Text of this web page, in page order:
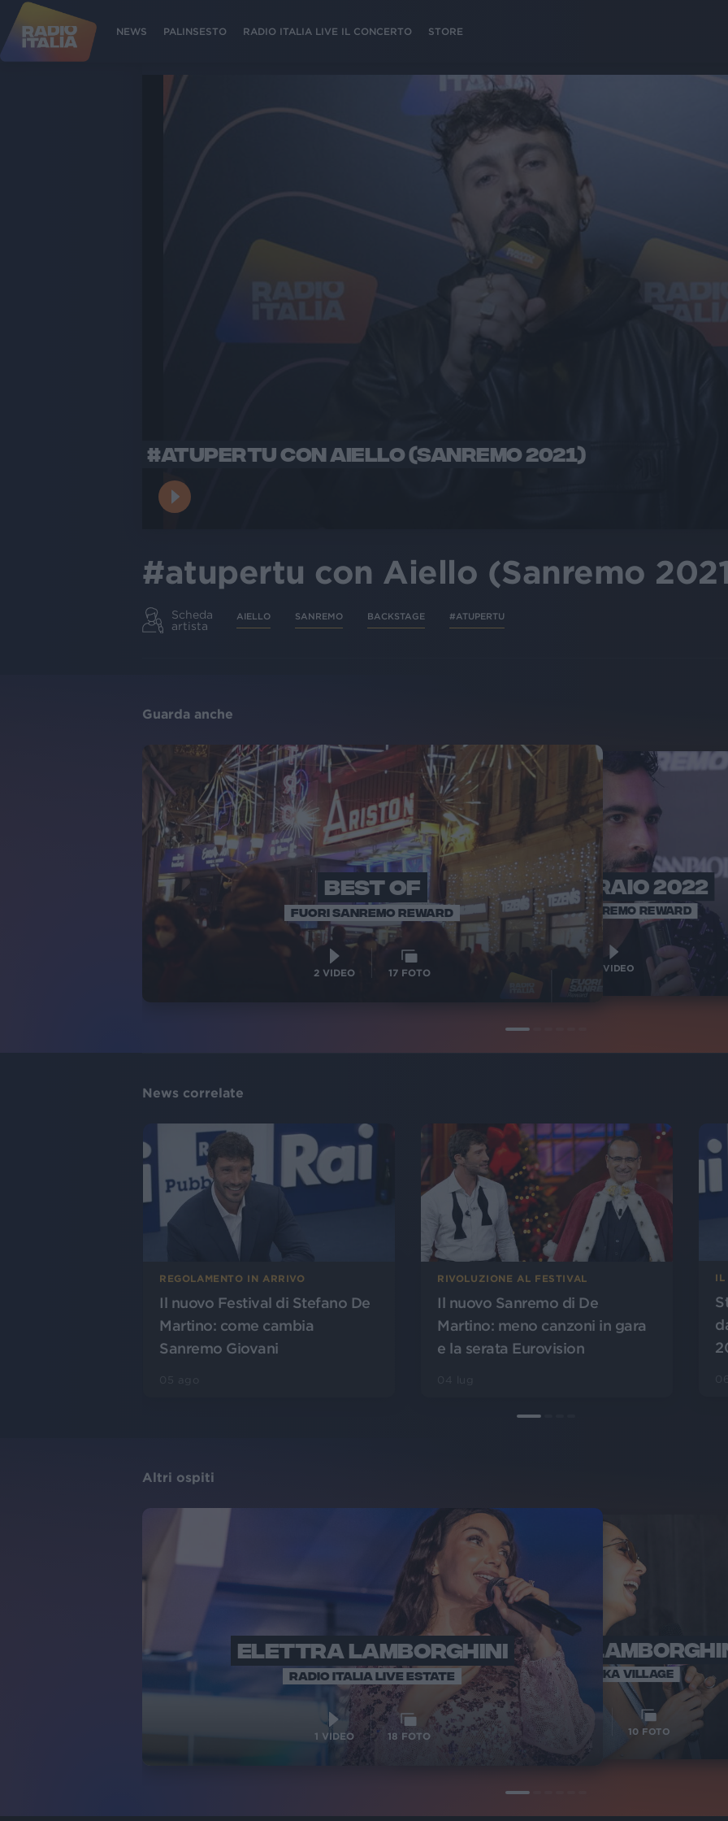
NEWS PALINSESTO RADIO ITALIA LIVE IL CONCERTO STORE
#ATUPERTU CON AIELLO (SANREMO 2021)
#atupertu con Aiello (Sanremo
Scheda
artista
AIELLO SANREMO BACKSTAGE #ATUPERTU
Guarda anche
BEST OF
FUORI SANREMO REWARD
2 VIDEO 17 FOTO
6 FEBBRAIO 2022
FUORI SANREMO REWARD
VIDEO
LA
News correlate
REGOLAMENTO IN ARRIVO
Il nuovo Festival di Stefano De
Martino: come cambia
Sanremo Giovani
RIVOLUZIONE AL FESTIVAL
Il nuovo Sanremo di De
Martino: meno canzoni in gara
e la serata Eurovision
IL
Altri ospiti
ELETTRA LAMBORGHINI
RADIO ITALIA LIVE ESTATE
1 VIDEO 18 FOTO
ELETTRA
VOI TANKA VILLAGE
10 FOTO
VOI